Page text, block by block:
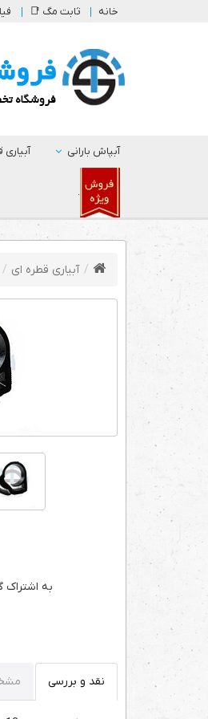
خانه ثابت مگ 📑
آبپاش بارانی آبیاری
.
آبیاری قطره ای
به اشتراک
نقد و بررسی